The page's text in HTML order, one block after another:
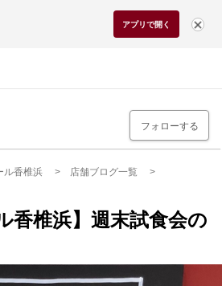
アプリで開く
フォローする
ル香椎浜
店舗ブログ一覧
香椎浜】週末試食会の